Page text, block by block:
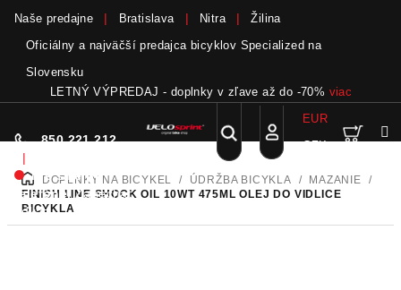
obsah
Naše predajne Bratislava Nitra
Žilina
Oficiálny a najväčší predajca bicyklov Specialized na
Slovensku
LETNÝ VÝPREDAJ - doplnky v zľave až do -70% viac
850 221 212
|
Nie sme pri
telefóne.Zanechať
odkaz
Hľadať
Prihlásenie
EUR
CZK
DOMOVDOPLNKY NA BICYKEL / ÚDRŽBA BICYKLA / MAZANIE
/
FINISH LINE SHOCK OIL 10WT 475MLOLEJ DO VIDLICE
BICYKLA